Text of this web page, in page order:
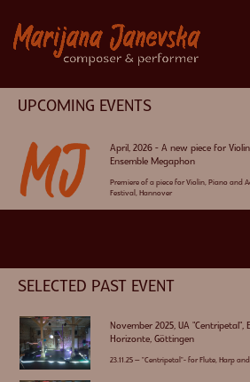
UPCOMING EVENTS
April, 2026 - A new piece for
Ensemble Megaphon
Premiere of a piece for Violin, Piano and
Festival, Hannover
SELECTED PAST EVENT
November 2025, UA "Centripetal",
Horizonte, Göttingen
23.11.25 – "Centripetal"- for Flute, Harp